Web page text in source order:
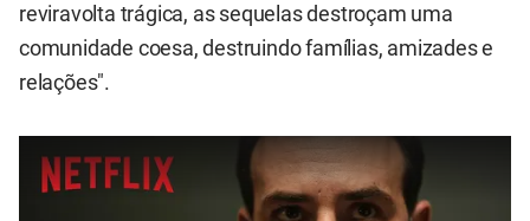
reviravolta trágica, as sequelas destroçam uma
comunidade coesa, destruindo famílias, amizades e
relações".